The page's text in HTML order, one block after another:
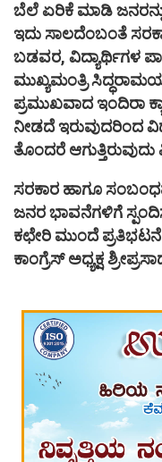
ಬೆಲೆ ಏರಿಕೆ ಮಾಡಿ ಜನರನ್ನು
ಇದು ಸಾಲದೆಂಬಂತೆ
ಬಡವರ, ವಿದ್ಯಾರ್ಥಿಗಳ
ಮುಖ್ಯಮಂತ್ರಿ
ಪ್ರಮುಖವಾದ ಇಂದಿರಾ
ನೀಡದೆ ಇರುವುದರಿಂದ
ತೊಂದರೆ
ಸರಕಾರ ಹಾಗೂ
ಜನರ ಭಾವನೆಗಳಿಗೆ
ಕಛೇರಿ ಮುಂದೆ
ಕಾಂಗ್ರೆಸ್ ಅಧ್ಯಕ್ಷ